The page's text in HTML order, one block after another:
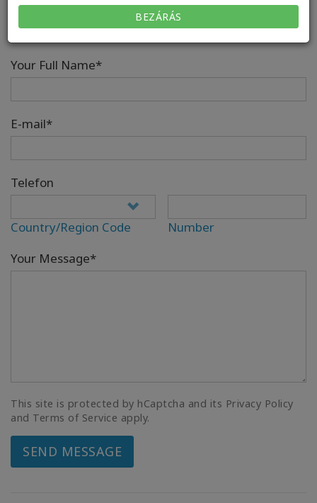
BEZÁRÁS
Nincs megjeleníthető osztály.
Your Full Name*
E-mail*
Telefon
Country/Region Code
Number
Your Message*
This site is protected by hCaptcha and its Privacy Policy
and Terms of Service apply.
SEND MESSAGE